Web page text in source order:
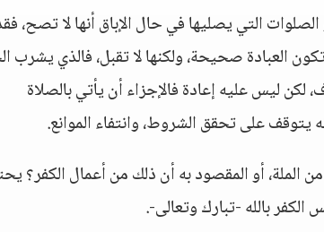
التي يصليها في حال الإباق أنها لا تصح،
العبادة صحيحة، ولكنها لا تقبل، فالذي يشرب
لكن ليس عليه إعادة فالإجزاء أن يأتي بالصلاة
يتوقف على تحقق الشروط، وانتفاء الموانع.
الملة، أو المقصود به أن ذلك من أعمال الكفر؟
بالله -تبارك وتعالى-.